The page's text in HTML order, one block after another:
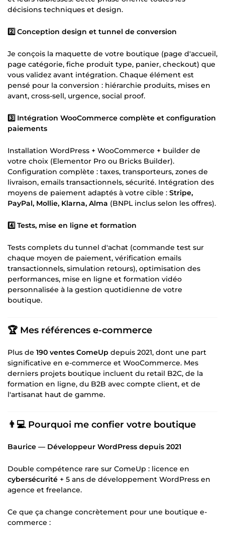
décisions techniques et design.
2️⃣ Conception design et tunnel de conversion
Je conçois la maquette de votre boutique (page d'accueil,
page catégorie, fiche produit type, panier, checkout) que
vous validez avant intégration. Chaque élément est
pensé pour la conversion : hiérarchie produits, mises en
avant, cross-sell, urgence, social proof.
3️⃣ Intégration WooCommerce complète et configuration
paiements
Installation WordPress + WooCommerce + builder de
votre choix (Elementor Pro ou Bricks Builder).
Configuration complète : taxes, transporteurs, zones de
livraison, emails transactionnels, sécurité. Intégration des
moyens de paiement adaptés à votre cible : Stripe,
PayPal, Mollie, Klarna, Alma (BNPL inclus selon les offres).
4️⃣ Tests, mise en ligne et formation
Tests complets du tunnel d'achat (commande test sur
chaque moyen de paiement, vérification emails
transactionnels, simulation retours), optimisation des
performances, mise en ligne et formation vidéo
personnalisée à la gestion quotidienne de votre
boutique.
🏆 Mes références e-commerce
Plus de 190 ventes ComeUp depuis 2021, dont une part
significative en e-commerce et WooCommerce. Mes
derniers projets boutique incluent du retail B2C, de la
formation en ligne, du B2B avec compte client, et de
l'artisanat haut de gamme.
👨💻 Pourquoi me confier votre boutique
Baurice — Développeur WordPress depuis 2021
Double compétence rare sur ComeUp : licence en
cybersécurité + 5 ans de développement WordPress en
agence et freelance.
Ce que ça change concrètement pour une boutique e-
commerce :